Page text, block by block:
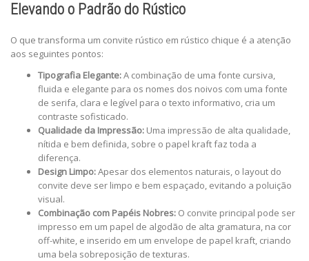
Elevando o Padrão do Rústico
O que transforma um convite rústico em rústico chique é a atenção
aos seguintes pontos:
Tipografia Elegante:A combinação de uma fonte cursiva,
fluida e elegante para os nomes dos noivos com uma fonte
de serifa, clara e legível para o texto informativo, cria um
contraste sofisticado.
Qualidade da Impressão: Uma impressão de alta qualidade,
nítida e bem definida, sobre o papel kraft faz toda a
diferença.
Design Limpo:Apesar dos elementos naturais, o layout do
convite deve ser limpo e bem espaçado, evitando a poluição
visual.
Combinação com Papéis Nobres: O convite principal pode ser
impresso em um papel de algodão de alta gramatura, na cor
off-white, e inserido em um envelope de papel kraft, criando
uma bela sobreposição de texturas.